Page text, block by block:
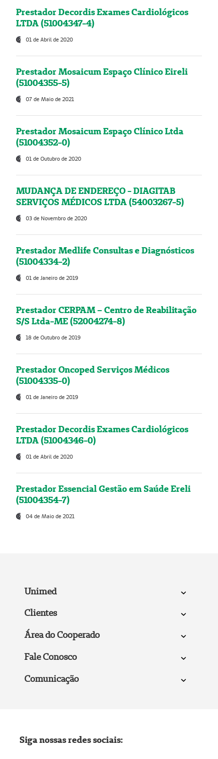
Prestador Decordis Exames Cardiológicos
LTDA (51004347-4)
01 de Abril de 2020
Prestador Mosaicum Espaço Clínico Eireli
(51004355-5)
07 de Maio de 2021
Prestador Mosaicum Espaço Clínico Ltda
(51004352-0)
01 de Outubro de 2020
MUDANÇA DE ENDEREÇO - DIAGITAB
SERVIÇOS MÉDICOS LTDA (54003267-5)
03 de Novembro de 2020
Prestador Medlife Consultas e Diagnósticos
(51004334-2)
01 de Janeiro de 2019
Prestador CERPAM – Centro de Reabilitação
S/S Ltda-ME (52004274-8)
18 de Outubro de 2019
Prestador Oncoped Serviços Médicos
(51004335-0)
01 de Janeiro de 2019
Prestador Decordis Exames Cardiológicos
LTDA (51004346-0)
01 de Abril de 2020
Prestador Essencial Gestão em Saúde Ereli
(51004354-7)
04 de Maio de 2021
Unimed
Clientes
Área do Cooperado
Fale Conosco
Comunicação
Siga nossas redes sociais: